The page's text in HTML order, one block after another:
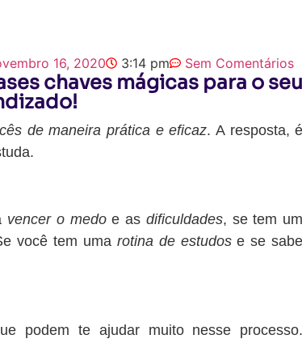
16, 2020 3:14 pm Sem Comentários
chaves mágicas para o seu
de maneira prática e eficaz. A resposta, é
vencer o medoe as dificuldades, se tem um
você tem uma rotina de estudose se sabe
podem te ajudar muito nesse processo.